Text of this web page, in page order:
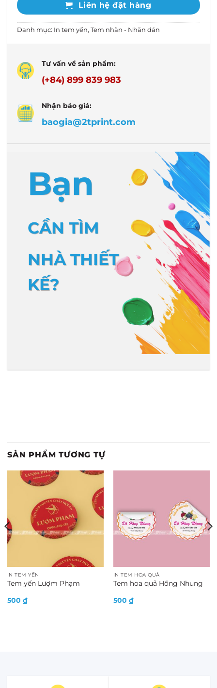
Liên hệ đặt hàng
Danh mục: In tem yến, Tem nhãn - Nhãn dán
Tư vấn về sản phẩm:
(+84) 899 839 983
Nhận báo giá:
baogia@2tprint.com
Bạn
CẦN TÌM
NHÀ THIẾT
KẾ?
SẢN PHẨM TƯƠNG TỰ
IN TEM YẾN
Tem yến Lượm Phạm
500 ₫
IN TEM HOA QUẢ
Tem hoa quả Hồng Nhung
500 ₫